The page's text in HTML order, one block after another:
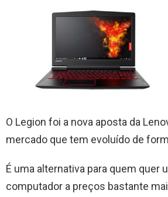
O Legion foi a nova aposta da
mercado que tem evoluído de
É uma alternativa para quem quer
computador a preços bastante